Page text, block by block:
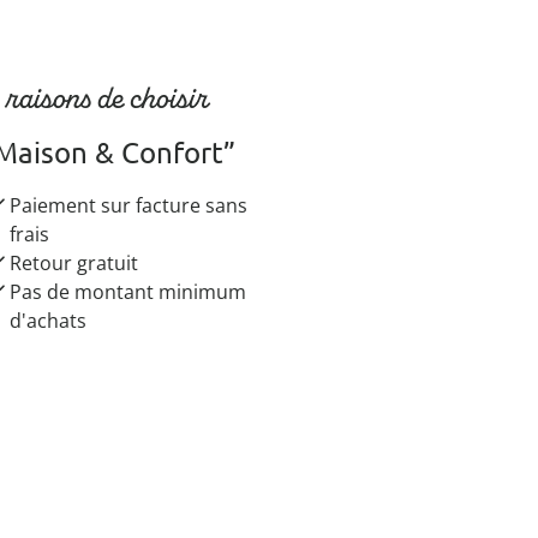
de choisir
& Confort”
Paiement sur facture sans
frais
Retour gratuit
Pas de montant minimum
d'achats